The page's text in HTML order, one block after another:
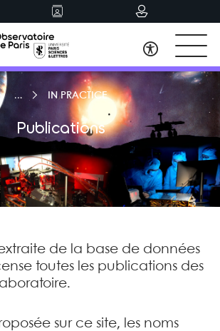
IN PRACTICE
Publications
de la base de données
toutes les publications des
sur ce site, les noms